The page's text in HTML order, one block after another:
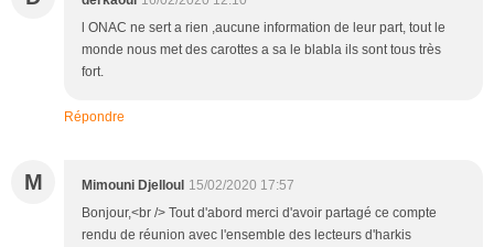
l ONAC ne sert a rien ,aucune information de leur part, tout le
monde nous met des carottes a sa le blabla ils sont tous très
fort.
Répondre
M Mimouni Djelloul 15/02/2020 17:57
Bonjour,<br /> Tout d'abord merci d'avoir partagé ce compte
rendu de réunion avec l'ensemble des lecteurs d'harkis